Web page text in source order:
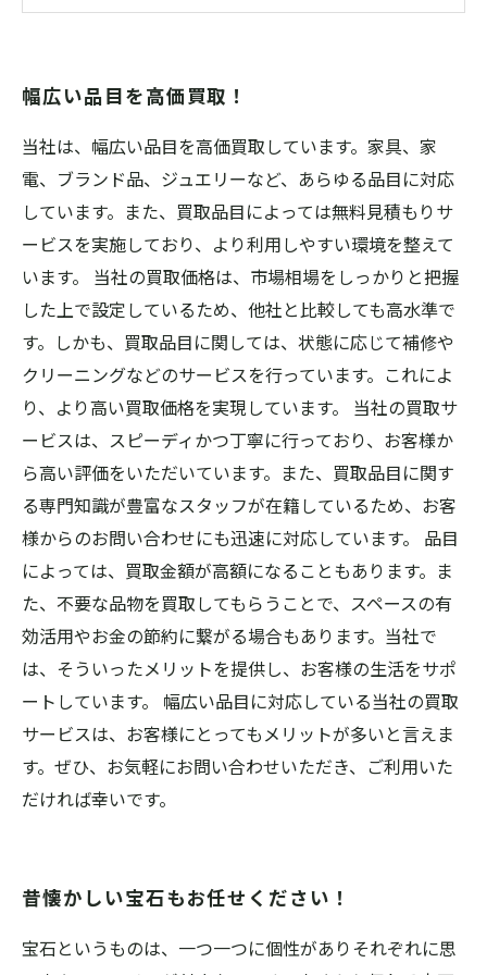
幅広い品目を高価買取！
当社は、幅広い品目を高価買取しています。家具、家
電、ブランド品、ジュエリーなど、あらゆる品目に対応
しています。また、買取品目によっては無料見積もりサ
ービスを実施しており、より利用しやすい環境を整えて
います。 当社の買取価格は、市場相場をしっかりと把握
した上で設定しているため、他社と比較しても高水準で
す。しかも、買取品目に関しては、状態に応じて補修や
クリーニングなどのサービスを行っています。これによ
り、より高い買取価格を実現しています。 当社の買取サ
ービスは、スピーディかつ丁寧に行っており、お客様か
ら高い評価をいただいています。また、買取品目に関す
る専門知識が豊富なスタッフが在籍しているため、お客
様からのお問い合わせにも迅速に対応しています。 品目
によっては、買取金額が高額になることもあります。ま
た、不要な品物を買取してもらうことで、スペースの有
効活用やお金の節約に繋がる場合もあります。当社で
は、そういったメリットを提供し、お客様の生活をサポ
ートしています。 幅広い品目に対応している当社の買取
サービスは、お客様にとってもメリットが多いと言えま
す。ぜひ、お気軽にお問い合わせいただき、ご利用いた
だければ幸いです。
昔懐かしい宝石もお任せください！
宝石というものは、一つ一つに個性がありそれぞれに思